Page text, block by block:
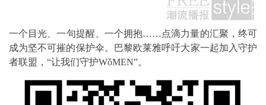
一个目光、一句提醒、一个拥抱……点滴力量的汇聚，终可
成为坚不可摧的保护伞。巴黎欧莱雅呼吁大家一起加入守护
者联盟，“让我们守护WǒMEN”。